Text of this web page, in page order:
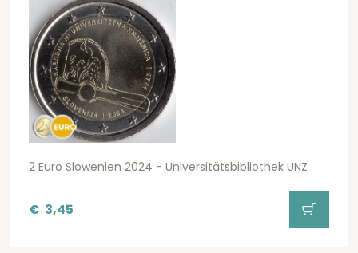
2 Euro Slowenien 2024 - Universitätsbibliothek UNZ
€ 3,45